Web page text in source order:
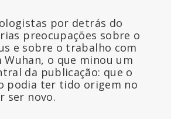
por detrás do
preocupações sobre o
e sobre o trabalho com
Wuhan, o que minou um
da publicação: que o
podia ter tido origem no
ser novo.